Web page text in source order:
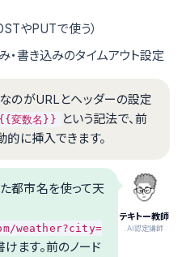
やPUTで使う）
・書き込みのタイムアウト設定
のがURLとヘッダーの設定
{{変数名}}
という記法で、前
的に挿入できます。
テキトー教師
.AI認定講師
都市名を使って天
weather?city=
けます。前のノード